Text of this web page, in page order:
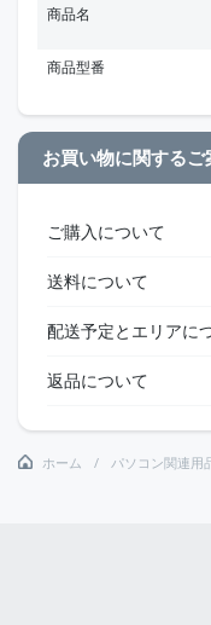
商品名
商品型番
お買い物に関するご
ご購入について
送料について
配送予定とエリアに
返品について
ホーム パソコン関連用